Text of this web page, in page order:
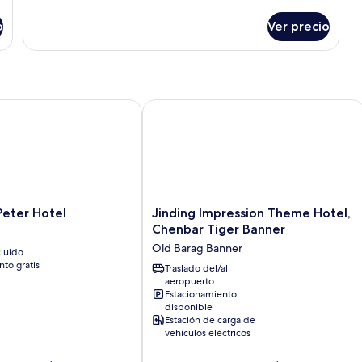
bed
2-
Ver precio
Hotel
gratis
Hotel
Jinding
Impression
Hotel,
Chenbar
Tiger
Banner
Old
Barag
Jinding Impression Theme Hotel,
Chenbar Tiger Banner
Old Barag Banner
Traslado del/al
aeropuerto
Estacionamiento
disponible
Estación de carga de
vehículos eléctricos
Jinding Impression Theme Hotel,